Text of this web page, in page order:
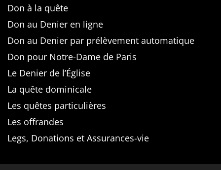
Don à la quête
Don au Denier en ligne
Don au Denier par prélèvement automatique
Don pour Notre-Dame de Paris
Le Denier de l’Église
La quête dominicale
Les quêtes particulières
Les offrandes
Legs, Donations et Assurances-vie